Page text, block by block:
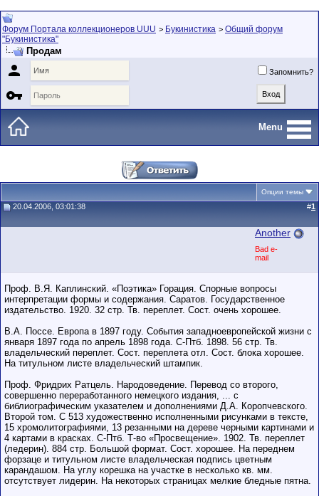
Форум Портала коллекционеров UUU > Букинистика > Общий форум
"Букинистика"
Продам
 Запомнить?

Menu
Опции темы
20.04.2006, 03:01:38 #1
Another
Bad e-
mail
Проф. В.Я. Каплинский. «Поэтика» Горация. Спорные вопросы
интерпретации формы и содержания. Саратов. Государственное
издательство. 1920. 32 стр. Тв. переплет. Сост. очень хорошее.
В.А. Поссе. Европа в 1897 году. События западноевропейской жизни с
января 1897 года по апрель 1898 года. С-Птб. 1898. 56 стр. Тв.
владельческий переплет. Сост. переплета отл. Сост. блока хорошее.
На титульном листе владельческий штампик.
Проф. Фридрих Ратцель. Народоведение. Перевод со второго,
совершенно переработанного немецкого издания, ... с
библиографическим указателем и дополнениями Д.А. Коропчевского.
Второй том. С 513 художественно исполненными рисунками в тексте,
15 хромолитографиями, 13 резанными на дереве черными картинами и
4 картами в красках. С-Птб. Т-во «Просвещение». 1902. Тв. переплет
(ледерин). 884 стр. Большой формат. Сост. хорошее. На переднем
форзаце и титульном листе владельческая подпись цветным
карандашом. На углу корешка на участке в несколько кв. мм.
отсутствует лидерин. На некоторых страницах мелкие бледные пятна.